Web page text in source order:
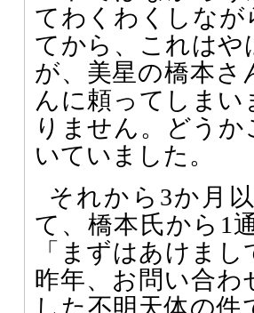
てわくわくしなが
てから、これはや
が、美星の橋本さ
んに頼ってしま
りません。どう
いていました。
それから3か月
て、橋本氏から1
「まずはあけま
昨年、お問い合わ
した不明天体の